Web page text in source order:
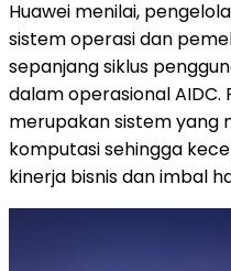
Huawei menilai,
sistem operasi dan
sepanjang siklus
dalam operasional AIDC.
merupakan sistem yang
komputasi sehingga
kinerja bisnis dan imbal